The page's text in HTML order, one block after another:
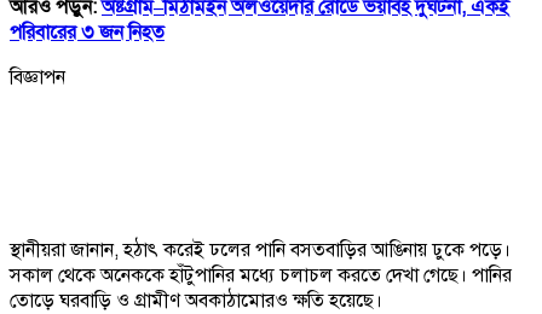
আরও পড়ুন:অষ্টগ্রাম–মিঠামইন অলওয়েদার রোডে ভয়াবহ দুর্ঘটনা, একই
পরিবারের ৩ জন নিহত
বিজ্ঞাপন
স্থানীয়রা জানান, হঠাৎ করেই ঢলের পানি বসতবাড়ির আঙিনায় ঢুকে পড়ে।
সকাল থেকে অনেককে হাঁটুপানির মধ্যে চলাচল করতে দেখা গেছে। পানির
তোড়ে ঘরবাড়ি ও গ্রামীণ অবকাঠামোরও ক্ষতি হয়েছে।